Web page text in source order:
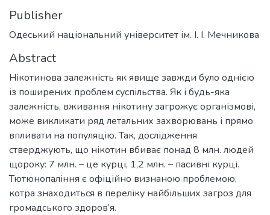
Publisher
Одеський національний університет ім. І. І. Мечникова
Abstract
Нікотинова залежність як явище завжди було однією
із поширених проблем суспільства. Як і будь-яка
залежність, вживання нікотину загрожує організмові,
може викликати ряд летальних захворювань і прямо
впливати на популяцію. Так, дослідження
стверджують, що нікотин вбиває понад 8 млн. людей
щороку: 7 млн. – це курці, 1,2 млн. – пасивні курці.
Тютюнопаління є офіційно визнаною проблемою,
котра знаходиться в переліку найбільших загроз для
громадського здоров’я.